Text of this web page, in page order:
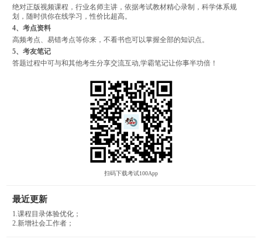
绝对正版视频课程，行业名师主讲，依据考试教材精心录制，科学体系规
划，随时供你在线学习，性价比超高。
4、考点资料
高频考点、易错考点等你来，不看书也可以掌握全部的知识点。
5、考友笔记
答题过程中可与和其他考生分享交流互动,学霸笔记让你事半功倍！
扫码下载考试100App
最近更新
1.课程目录体验优化；
2.新增社会工作者；